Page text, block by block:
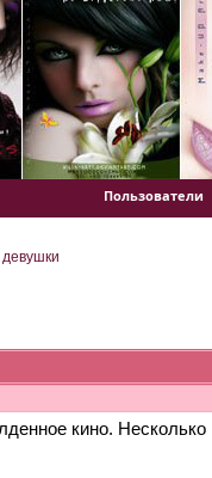
Пользователи
кино. Несколько